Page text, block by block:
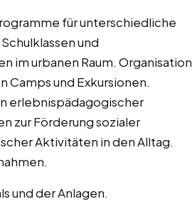
für unterschiedliche
und
im urbanen Raum. Organisation
und Exkursionen.
erlebnispädagogischer
zur Förderung sozialer
Aktivitäten in den Alltag.
und der Anlagen.